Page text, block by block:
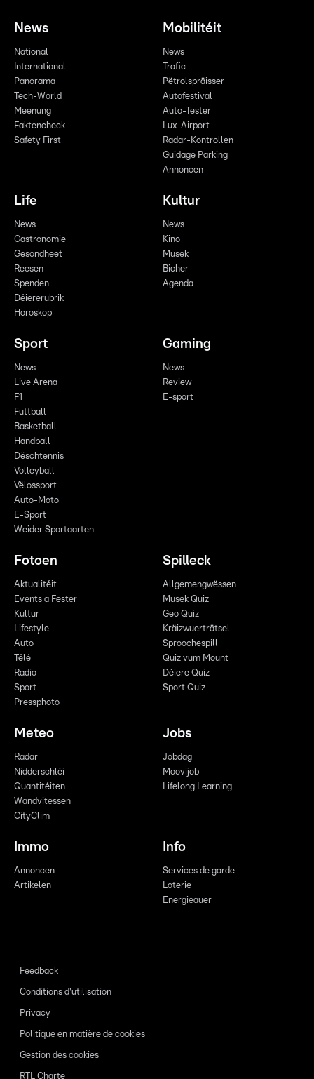
News
National
International
Panorama
Tech-World
Meenung
Faktencheck
Safety First
Mobilitéit
News
Trafic
Pëtrolspräisser
Autofestival
Auto-Tester
Lux-Airport
Radar-Kontrollen
Guidage Parking
Annoncen
Life
News
Gastronomie
Gesondheet
Reesen
Spenden
Déiererubrik
Horoskop
Kultur
News
Kino
Musek
Bicher
Agenda
Sport
News
Live Arena
F1
Futtball
Basketball
Handball
Dëschtennis
Volleyball
Vëlossport
Auto-Moto
E-Sport
Weider Sportaarten
Gaming
News
Review
E-sport
Fotoen
Aktualitéit
Events a Fester
Kultur
Lifestyle
Auto
Télé
Radio
Sport
Pressphoto
Spilleck
Allgemengwëssen
Musek Quiz
Geo Quiz
Kräizwuerträtsel
Sproochespill
Quiz vum Mount
Déiere Quiz
Sport Quiz
Meteo
Radar
Nidderschléi
Quantitéiten
Wandvitessen
CityClim
Jobs
Jobdag
Moovijob
Lifelong Learning
Immo
Annoncen
Artikelen
Info
Services de garde
Loterie
Energieauer
Feedback
Conditions d'utilisation
Privacy
Politique en matière de cookies
Gestion des cookies
RTL Charte